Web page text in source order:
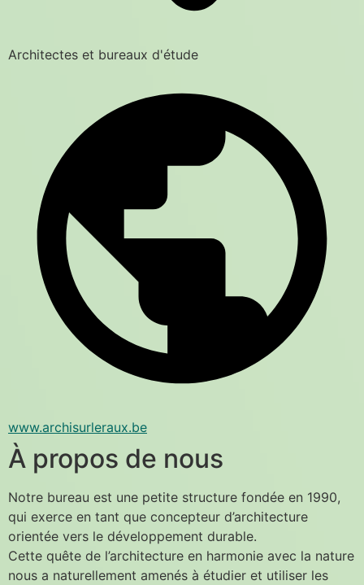
Architectes et bureaux d'étude
www.archisurleraux.be
À propos de nous
Notre bureau est une petite structure fondée en 1990,
qui exerce en tant que concepteur d’architecture
orientée vers le développement durable.
Cette quête de l’architecture en harmonie avec la nature
nous a naturellement amenés à étudier et utiliser les